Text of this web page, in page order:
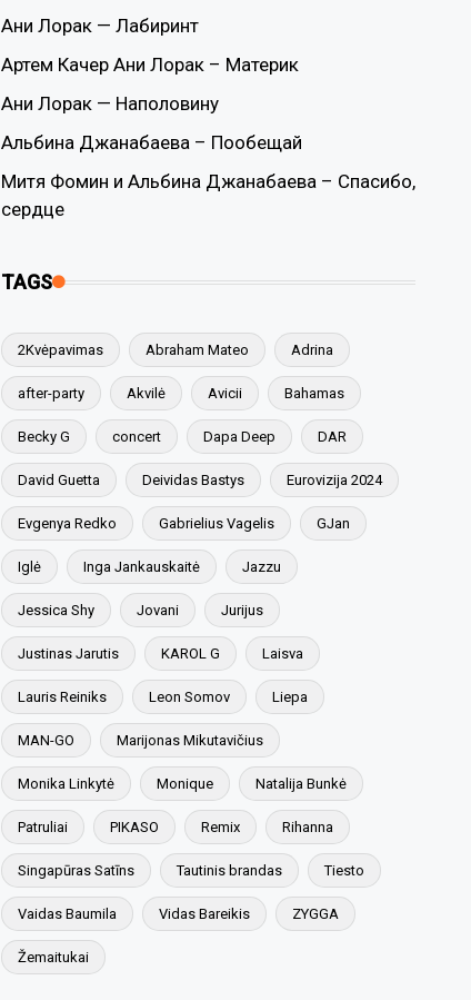
Ани Лорак — Лабиринт
Артем Качер Ани Лорак – Материк
Ани Лорак — Наполовину
Альбина Джанабаева – Пообещай
Митя Фомин и Альбина Джанабаева – Спасибо,
сердце
TAGS
2Kvėpavimas Abraham Mateo Adrina
after-party Akvilė Avicii Bahamas
Becky G concert Dapa Deep DAR
David Guetta Deividas Bastys Eurovizija 2024
Evgenya Redko Gabrielius Vagelis GJan
Iglė Inga Jankauskaitė Jazzu
Jessica Shy Jovani Jurijus
Justinas Jarutis KAROL G Laisva
Lauris Reiniks Leon Somov Liepa
MAN-GO Marijonas Mikutavičius
Monika Linkytė Monique Natalija Bunkė
Patruliai PIKASO Remix Rihanna
Singapūras Satīns Tautinis brandas Tiesto
Vaidas Baumila Vidas Bareikis ZYGGA
Žemaitukai